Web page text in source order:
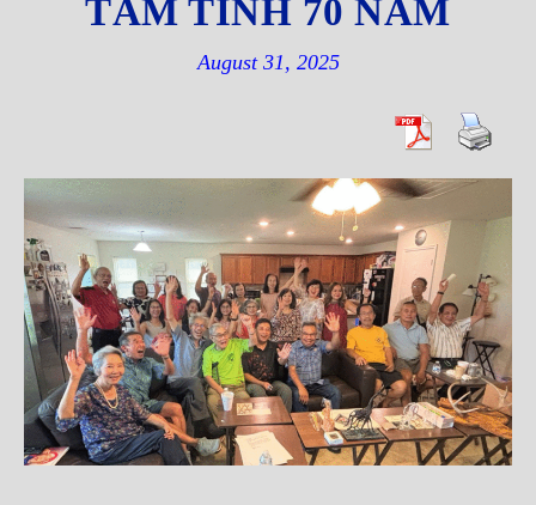
TÂM TÌNH 70 NĂM
August 31, 2025